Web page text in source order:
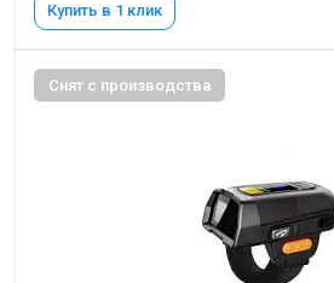
Купить в 1 клик
Снят с производства